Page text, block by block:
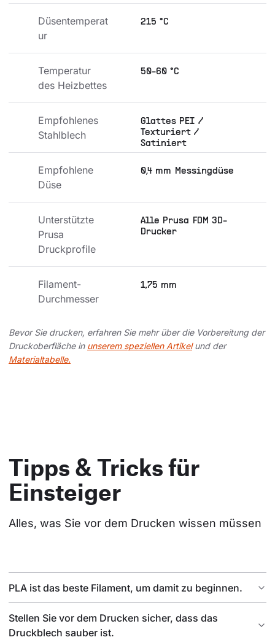
Düsentemperat
ur
215 °C
Temperatur
des Heizbettes
50-60 °C
Empfohlenes
Stahlblech
Glattes PEI /
Texturiert /
Satiniert
Empfohlene
Düse
0,4 mm Messingdüse
Unterstützte
Prusa
Druckprofile
Alle Prusa FDM 3D-
Drucker
Filament-
Durchmesser
1,75 mm
Bevor Sie drucken, erfahren Sie mehr über die Vorbereitung der
Druckoberfläche in unserem speziellen Artikelund der
Materialtabelle.
Tipps & Tricks für
Einsteiger
Alles, was Sie vor dem Drucken wissen müssen
PLA ist das beste Filament, um damit zu beginnen.
Stellen Sie vor dem Drucken sicher, dass das
Druckblech sauber ist.